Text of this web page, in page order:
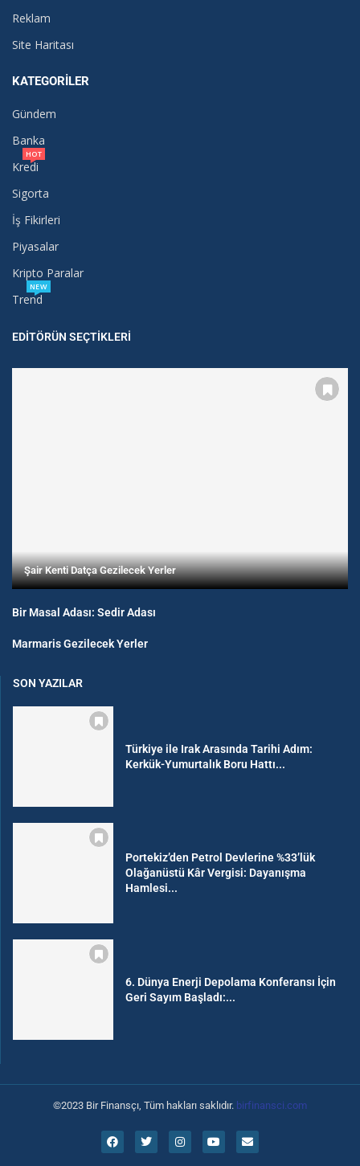
Reklam
Site Haritası
KATEGORILER
Gündem
Banka
Kredi
HOT
Sigorta
İş Fikirleri
Piyasalar
Kripto Paralar
Trend
NEW
EDITÖRÜN SEÇTIKLERI
Şair Kenti Datça Gezilecek Yerler
Bir Masal Adası: Sedir Adası
Marmaris Gezilecek Yerler
SON YAZILAR
Türkiye ile Irak Arasında Tarihi Adım:
Kerkük-Yumurtalık Boru Hattı...
Portekiz’den Petrol Devlerine %33’lük
Olağanüstü Kâr Vergisi: Dayanışma
Hamlesi...
6. Dünya Enerji Depolama Konferansı İçin
Geri Sayım Başladı:...
©2023 Bir Finansçı, Tüm hakları saklıdır. birfinansci.com